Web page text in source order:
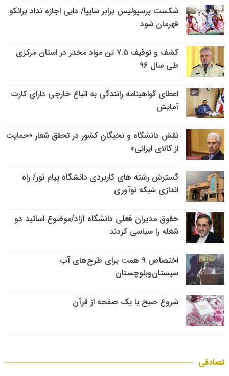
شکست پرسپولیس برابر سایپا/ دایی اجازه نداد برانکو
قهرمان شود
کشف و توقیف ۷.۵ تن مواد مخدر در استان مرکزی
طی سال ۹۶
اعطای گواهینامه رانندگی به اتباع خارجی دارای کارت
آمایش
نقش دانشگاه و نخبگان کشور در تحقق شعار «حمایت
از کالای ایرانی»
گسترش رشته های کاربردی دانشگاه پیام نور/ راه
اندازی شبکه نوآوری
حقوق مدیران فعلی دانشگاه آزاد/موضوع اساتید دو
شغله را سیاسی کردند
اختصاص ۹ همت برای طرح‌های آب
سیستان‌وبلوچستان
شروع صبح با یک صفحه از قرآن
تصادفی